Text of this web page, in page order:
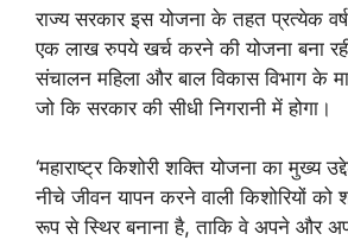
राज्य सरकार इस योजना के तहत प्रत्येक
एक लाख रुपये खर्च करने की योजना बना
संचालन महिला और बाल विकास विभाग के
जो कि सरकार की सीधी निगरानी में होगा।
‘महाराष्ट्र किशोरी शक्ति योजना का मुख्य
नीचे जीवन यापन करने वाली किशोरियों को
रूप से स्थिर बनाना है, ताकि वे अपने और